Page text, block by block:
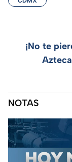
¡No te
NOTAS